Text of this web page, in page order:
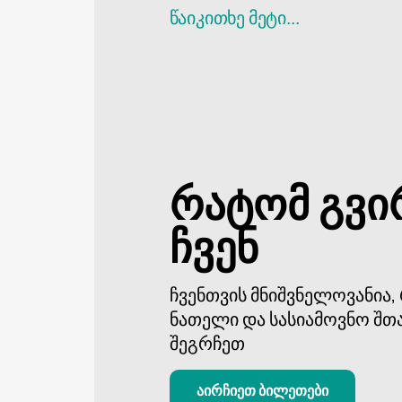
ბორის პაიჭაძის სახელობის
წაიკითხე მეტი...
რატომ
ჩვენ
ჩვენთვის
ნათელი და სასიამოვნო
შეგრჩეთ
აირჩიეთ ბილეთები